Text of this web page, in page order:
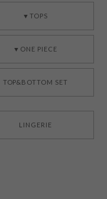
▼TOPS
▼ONE PIECE
TOP&BOTTOM SET
LINGERIE